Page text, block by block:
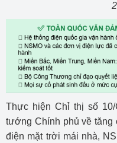
Thực hiện Chỉ thị số 10/
tướng Chính phủ về tăng
điện mặt trời mái nhà,